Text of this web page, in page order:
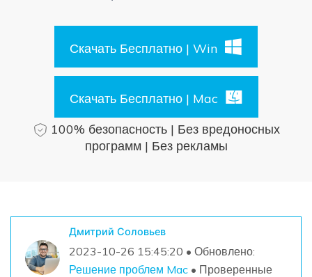
УЗНАЙТЕ ОБО ВСЕХ ФУНКЦИЯХ
Решения для устройств хранения данных
Информационный центр
НАЙТИ БОЛЬШЕ РЕШЕНИЙ
Справочный центр
Поиск
Скачать Бесплатно | Win
Скачать Бесплатно | Mac
100% безопасность | Без вредоносных
программ | Без рекламы
Дмитрий Соловьев
2023-10-26 15:45:20 • Обновлено:
Решение проблем Mac• Проверенные